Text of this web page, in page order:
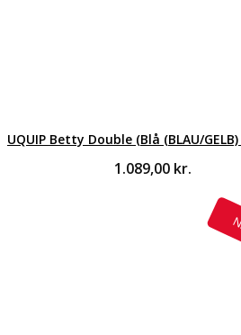
UQUIP Betty Double (Blå (BLAU/
1.089,00 kr.